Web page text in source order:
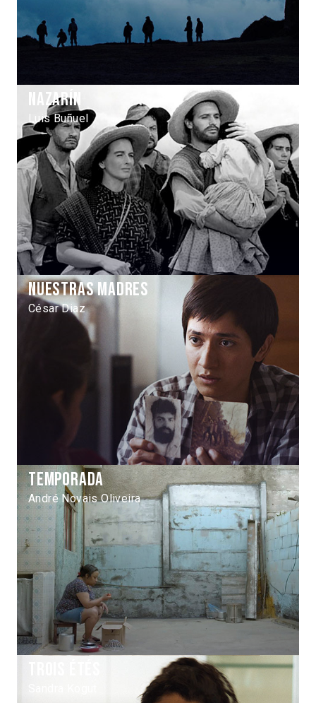
Nazarín
Luis Buñuel
Nuestras madres
César Diaz
Temporada
André Novais Oliveira